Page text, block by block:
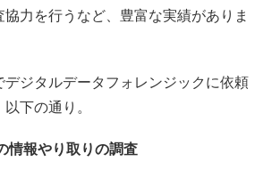
力を行うなど、豊富な実績がありま
デジタルデータフォレンジックに依頼
下の通り。
情報やり取りの調査